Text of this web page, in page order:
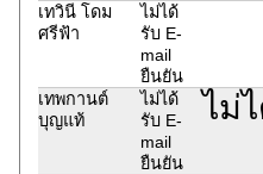
เทวินี โดม
ศรีฟ้า
ไม่ได้
รับ E-
mail
ยืนยัน
เทพกานต์
บุญแท้
ไม่ได้
รับ E-
mail
ยืนยัน
ไม่